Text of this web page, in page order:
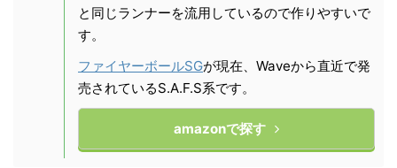
と同じランナーを流用しているので作りやすいで
す。
ファイヤーボールSGが現在、Waveから直近で発
売されているS.A.F.S系です。
amazonで探す